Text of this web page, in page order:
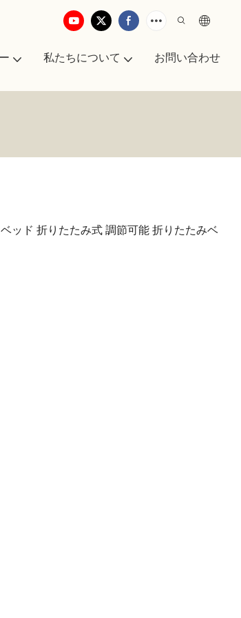
私たちについて お問い合わせ
ッド 折りたたみ式 調節可能 折りたたみベ